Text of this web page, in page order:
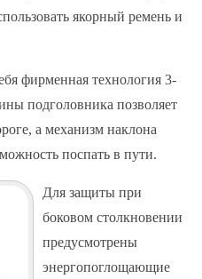
якорный ремень и
фирменная технология 3-
подголовника позволяет
а механизм наклона
поспать в пути.
Для защиты при
боковом столкновении
предусмотрены
энергопоглощающие